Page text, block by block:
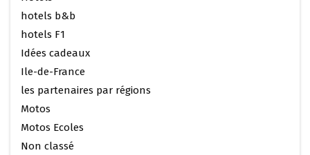
hotels b&b
hotels F1
Idées cadeaux
Ile-de-France
les partenaires par régions
Motos
Motos Ecoles
Non classé